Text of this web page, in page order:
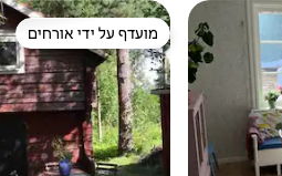
מועדף על ידי אורחים
מועדף על ידי אורחים